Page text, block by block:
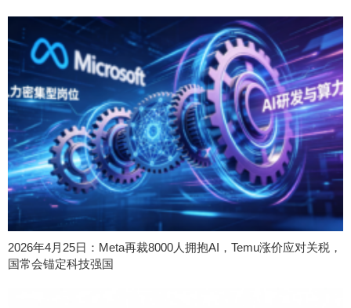
2026年4月25日：Meta再裁8000人拥抱AI，Temu涨价应对关税，
国常会锚定科技强国